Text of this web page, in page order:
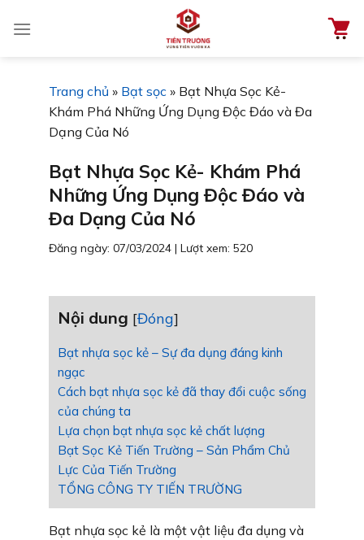
đến
Trang chủ » Bạt sọc » Bạt Nhựa Sọc Kẻ-
Khám Phá Những Ứng Dụng Độc Đáo và Đa
Dạng Của Nó
Bạt Nhựa Sọc Kẻ- Khám Phá
Những Ứng Dụng Độc Đáo và
Đa Dạng Của Nó
Đăng ngày: 07/03/2024 | Lượt xem: 520
Nội dung [Đóng]
Bạt nhựa sọc kẻ – Sự đa dụng đáng kinh
ngạc
Cách bạt nhựa sọc kẻ đã thay đổi cuộc sống
của chúng ta
Lựa chọn bạt nhựa sọc kẻ chất lượng
Bạt Sọc Kẻ Tiến Trường – Sản Phẩm Chủ
Lực Của Tiến Trường
TỔNG CÔNG TY TIẾN TRƯỜNG
Bạt nhựa sọc kẻ là một vật liệu đa dụng và